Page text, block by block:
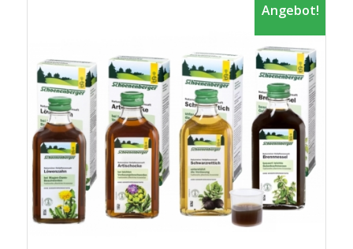
Angebot!